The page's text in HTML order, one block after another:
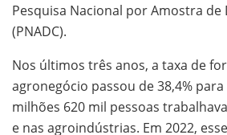
Pesquisa Nacional por Amostra
(PNADC).
Nos últimos três anos, a taxa de
agronegócio passou de 38,4% para
milhões 620 mil pessoas
e nas agroindústrias. Em 2022,